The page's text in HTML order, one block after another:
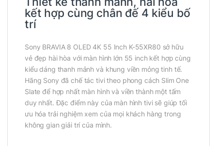
kết hợp cùng chân đế 4 kiểu bố
trí
Sony BRAVIA 8 OLED 4K 55 Inch K-55XR80 sở hữu
vẻ đẹp hài hòa với màn hình lớn 55 inch kết hợp cùng
kiểu dáng thanh mảnh và khung viền mỏng tinh tế.
Hãng Sony đã chế tác tivi theo phong cách Slim One
Slate để hợp nhất màn hình và viền thành một tấm
duy nhất. Đặc điểm này của màn hình tivi sẽ giúp tối
ưu hóa trải nghiệm xem của mọi khách hàng trong
không gian giải trí của mình.